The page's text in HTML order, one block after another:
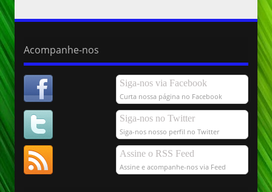
Acompanhe-nos
Siga-nos via Facebook
Curta nossa página no Facebook
Siga-nos no Twitter
Siga-nos nosso perfil no Twitter
Assine o RSS Feed
Assine e acompanhe-nos via Feed